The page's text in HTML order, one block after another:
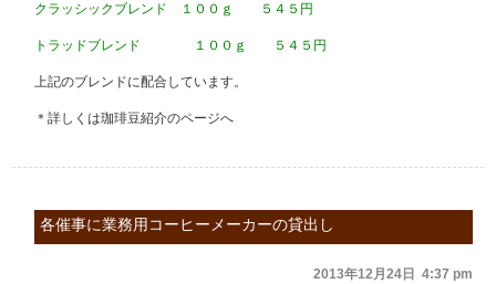
クラッシックブレンド １００ｇ ５４５円
トラッドブレンド １００ｇ ５４５円
上記のブレンドに配合しています。
＊詳しくは珈琲豆紹介のページへ
各催事に業務用コーヒーメーカーの貸出し
2013年12月24日 4:37 pm